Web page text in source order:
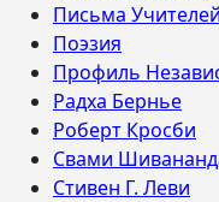
Письма
Поэзия
Профиль
Радха Бернье
Роберт Кросби
Свами
Стивен Г. Леви